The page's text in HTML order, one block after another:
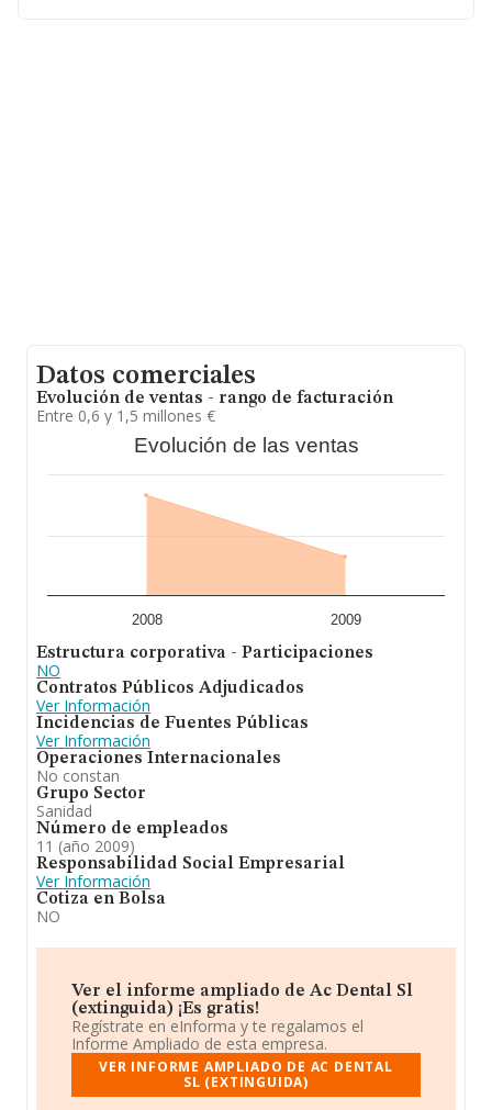
Datos comerciales
Evolución de ventas - rango de facturación
Entre 0,6 y 1,5 millones €
Evolución de las ventas
2008 2009
Estructura corporativa - Participaciones
NO
Contratos Públicos Adjudicados
Ver Información
Incidencias de Fuentes Públicas
Ver Información
Operaciones Internacionales
No constan
Grupo Sector
Sanidad
Número de empleados
11 (año 2009)
Responsabilidad Social Empresarial
Ver Información
Cotiza en Bolsa
NO
Ver el informe ampliado de Ac Dental Sl
(extinguida) ¡Es gratis!
Regístrate en eInforma y te regalamos el
Informe Ampliado de esta empresa.
VER INFORME AMPLIADO DE AC DENTAL
SL (EXTINGUIDA)